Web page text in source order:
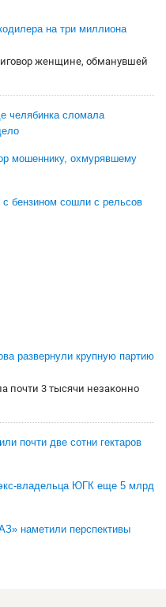
на три миллиона
женщине, обманувшей
челябинка сломала
мошеннику, охмурявшему
с бензином сошли с рельсов
развернули крупную партию
почти 3 тысячи незаконно
почти две сотни гектаров
экс-владельца ЮГК еще 5 млрд
наметили перспективы